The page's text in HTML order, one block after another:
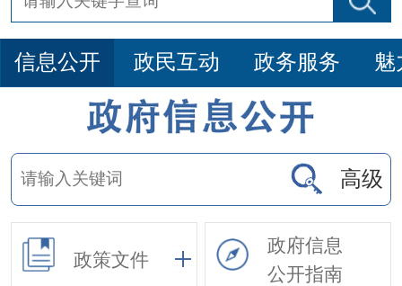
信息公开 政民互动 政务服务 魅
高级
政策文件
政府信息
公开指南